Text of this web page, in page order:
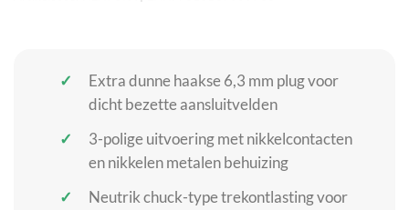
Extra dunne haakse 6,3 mm plug voor
dicht bezette aansluitvelden
3-polige uitvoering met nikkelcontacten
en nikkelen metalen behuizing
Neutrik chuck-type trekontlasting voor